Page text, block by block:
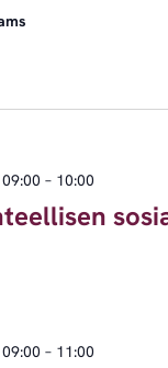
– 10:00
– 11:00